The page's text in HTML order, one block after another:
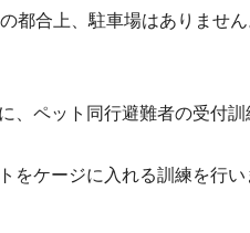
合上、駐車場はありません
ペット同行避難者の受付訓
ケージに入れる訓練を行